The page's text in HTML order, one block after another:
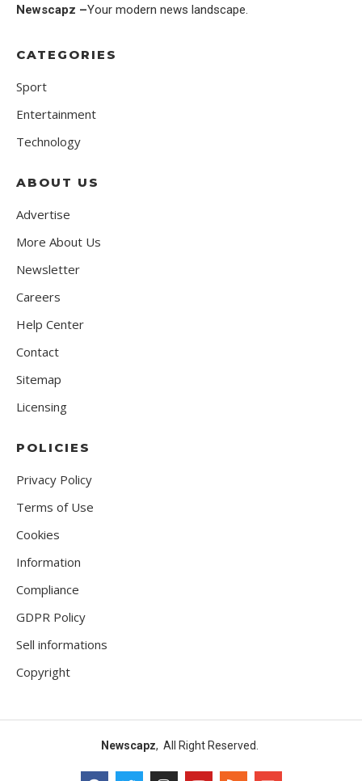
Newscapz –Your modern news landscape.
CATEGORIES
Sport
Entertainment
Technology
ABOUT US
Advertise
More About Us
Newsletter
Careers
Help Center
Contact
Sitemap
Licensing
POLICIES
Privacy Policy
Terms of Use
Cookies
Information
Compliance
GDPR Policy
Sell informations
Copyright
Newscapz, All Right Reserved.